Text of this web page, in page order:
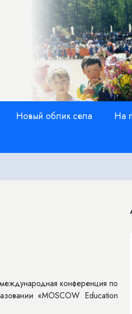
Новый облик села
На
конференция по
«MOSCOW Education